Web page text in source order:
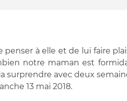
penser à elle et de lui faire
notre maman est
surprendre avec deux
13 mai 2018.